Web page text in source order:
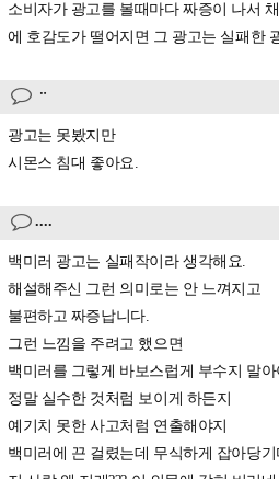
소비자가 광고를 볼때마다 짜증이 나서
에 호감도가 떨어지면 그 광고는 실패한
ᆢ
광고는 못봤지만
시몬스 침대 좋아요.
....
백미러 광고는 실패작이라 생각해요.
해설해주신 그런 의미로는 안 느껴지고
불편하고 짜증납니다.
그런 느낌을 주려고 했으면
백미러를 그렇게 바보스럽게 부수지 말아
정말 실수한 것처럼 보이게 하든지
예기치 못한 사고처럼 연출해야지
백미러에 끈 걸렸는데 무식하게 잡아당기